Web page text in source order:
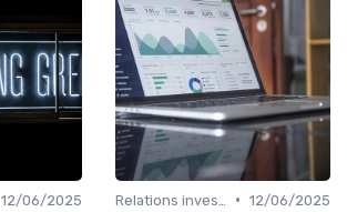
12/06/2025
• 12/06/2025